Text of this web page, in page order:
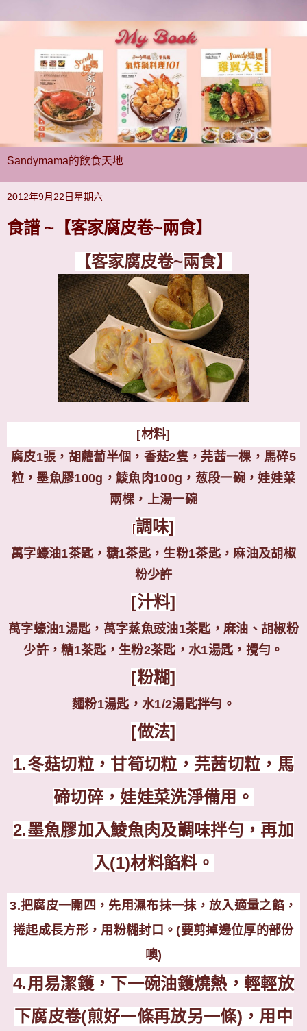
Sandymama的飲食天地
2012年9月22日星期六
食譜 ~【客家腐皮卷~兩食】
【客家腐皮卷~兩食】
[材料]
腐皮1張，胡蘿蔔半個，香菇2隻，芫茜一棵，馬碎5
粒，墨魚膠100g ，鯪魚肉100g ，葱段一碗，娃娃菜
兩棵，上湯一碗
[調味]
萬字蠔油1茶匙，糖1茶匙，生粉1茶匙，麻油及胡椒
粉少許
[汁料]
萬字蠔油1湯匙，萬字蒸魚豉油1茶匙，麻油、胡椒粉
少許，糖1茶匙，生粉2茶匙，水1湯匙，攪勻。
[粉糊]
麵粉1湯匙，水1/2湯匙拌勻。
[做法]
1.冬菇切粒，甘筍切粒，芫茜切粒，馬
碲切碎，娃娃菜洗淨備用。
2.墨魚膠加入鯪魚肉及調味拌勻，再加
入(1)材料餡料。
3.把腐皮一開四，先用濕布抹一抹，放入適量之餡，
捲起成長方形，用粉糊封口。(要剪掉邊位厚的部份
噢)
4.用易潔鑊，下一碗油鑊燒熱，輕輕放
下腐皮卷(煎好一條再放另一條) ，用中